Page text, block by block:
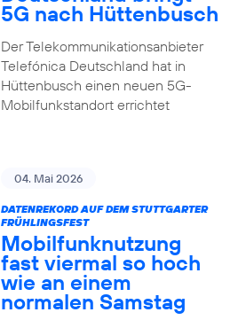
5G nach Hüttenbusch
Der Telekommunikationsanbieter
Telefónica Deutschland hat in
Hüttenbusch einen neuen 5G-
Mobilfunkstandort errichtet
04. Mai 2026
DATENREKORD AUF DEM STUTTGARTER
FRÜHLINGSFEST
Mobilfunknutzung
fast viermal so hoch
wie an einem
normalen Samstag